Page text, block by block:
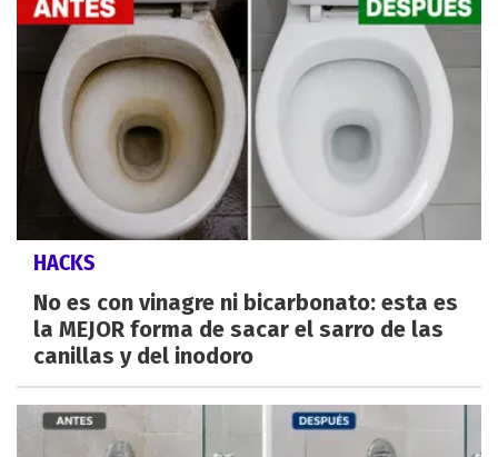
HACKS
No es con vinagre ni bicarbonato: esta es
la MEJOR forma de sacar el sarro de las
canillas y del inodoro